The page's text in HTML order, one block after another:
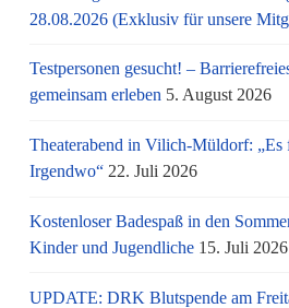
28.08.2026 (Exklusiv für unsere
Testpersonen gesucht! –
gemeinsam erleben 5. August 2026
Theaterabend in Vilich-Müldorf: „Es
Irgendwo“ 22. Juli 2026
Kostenloser Badespaß in den
Kinder und Jugendliche 15. Juli 2026
UPDATE: DRK Blutspende am